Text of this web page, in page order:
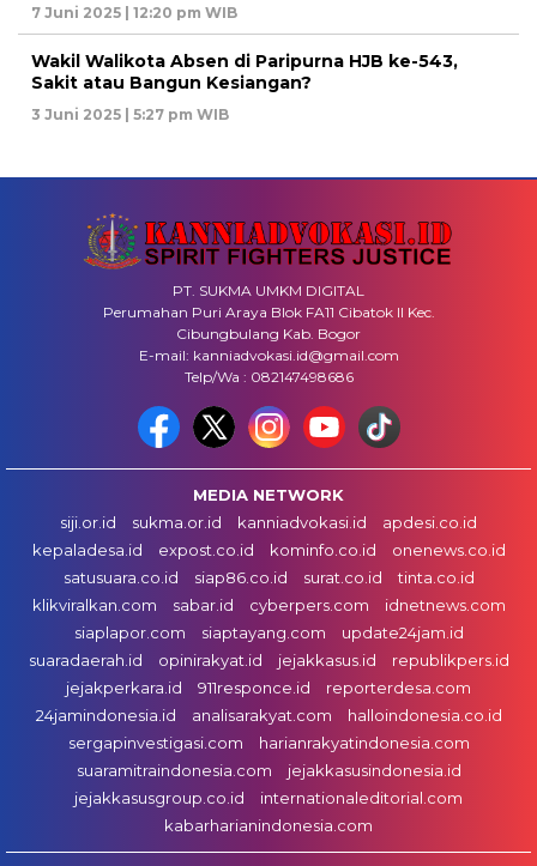
7 Juni 2025 | 12:20 pm WIB
Wakil Walikota Absen di Paripurna HJB ke-543,
Sakit atau Bangun Kesiangan?
3 Juni 2025 | 5:27 pm WIB
PT. SUKMA UMKM DIGITAL
Perumahan Puri Araya Blok FA11 Cibatok II Kec.
Cibungbulang Kab. Bogor
E-mail: kanniadvokasi.id@gmail.com
Telp/Wa : 082147498686
MEDIA NETWORK
siji.or.id
sukma.or.id kanniadvokasi.id
apdesi.co.id
kepaladesa.id
expost.co.id kominfo.co.id
onenews.co.id
satusuara.co.id
siap86.co.id surat.co.id
tinta.co.id
klikviralkan.com
sabar.id cyberpers.com
idnetnews.com
siaplapor.com
siaptayang.com
update24jam.id
suaradaerah.id
opinirakyat.id jejakkasus.id
republikpers.id
jejakperkara.id
911responce.id
reporterdesa.com
24jamindonesia.id
analisarakyat.com
halloindonesia.co.id
sergapinvestigasi.com
harianrakyatindonesia.com
suaramitraindonesia.com
jejakkasusindonesia.id
jejakkasusgroup.co.id
internationaleditorial.com
kabarharianindonesia.com